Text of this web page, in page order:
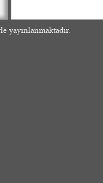
yayınlanmaktadır.